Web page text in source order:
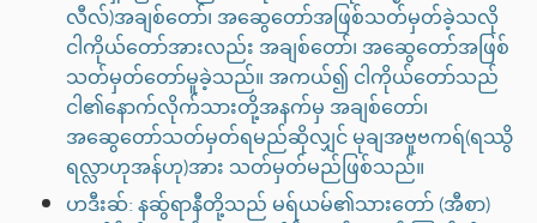
လီလ်)အချစ်တော်၊ အဆွေတော်အဖြစ်သတ်မှတ်ခဲ့သလို
ငါကိုယ်တော်အားလည်း အချစ်တော်၊ အဆွေတော်အဖြစ်
သတ်မှတ်တော်မူခဲ့သည်။ အကယ်၍ ငါကိုယ်တော်သည်
ငါ၏နောက်လိုက်သားတို့အနက်မှ အချစ်တော်၊
အဆွေတော်သတ်မှတ်ရမည်ဆိုလျှင် မုချအဗူဗကရ်(ရဿွိ
ရလ္လာဟုအန်ဟု)အား သတ်မှတ်မည်ဖြစ်သည်။
ဟဒီးဆ်: နဆ်ွရာနီတို့သည် မရ်ယမ်၏သားတော် (အီစာ)